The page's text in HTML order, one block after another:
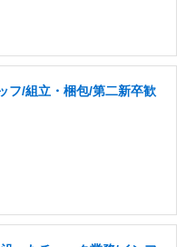
フ/組立・梱包/第二新卒歓